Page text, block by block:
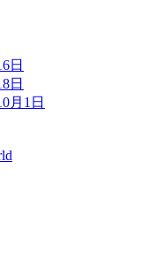
日
日
月1日